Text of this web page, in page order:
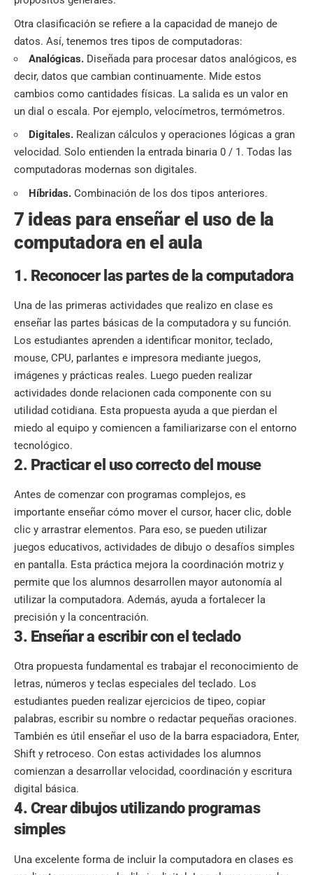
Otra clasificación se refiere a la capacidad de manejo de
datos. Así, tenemos tres tipos de computadoras:
Analógicas. Diseñada para procesar datos analógicos, es
decir, datos que cambian continuamente. Mide estos
cambios como cantidades físicas. La salida es un valor en
un dial o escala. Por ejemplo, velocímetros, termómetros.
Digitales. Realizan cálculos y operaciones lógicas a gran
velocidad. Solo entienden la entrada binaria 0 / 1. Todas las
computadoras modernas son digitales.
Híbridas. Combinación de los dos tipos anteriores.
7 ideas para enseñar el uso de la
computadora en el aula
1. Reconocer las partes de la computadora
Una de las primeras actividades que realizo en clase es
enseñar las partes básicas de la computadora y su función.
Los estudiantes aprenden a identificar monitor, teclado,
mouse, CPU, parlantes e impresora mediante juegos,
imágenes y prácticas reales. Luego pueden realizar
actividades donde relacionen cada componente con su
utilidad cotidiana. Esta propuesta ayuda a que pierdan el
miedo al equipo y comiencen a familiarizarse con el entorno
tecnológico.
2. Practicar el uso correcto del mouse
Antes de comenzar con programas complejos, es
importante enseñar cómo mover el cursor, hacer clic, doble
clic y arrastrar elementos. Para eso, se pueden utilizar
juegos educativos, actividades de dibujo o desafíos simples
en pantalla. Esta práctica mejora la coordinación motriz y
permite que los alumnos desarrollen mayor autonomía al
utilizar la computadora. Además, ayuda a fortalecer la
precisión y la concentración.
3. Enseñar a escribir con el teclado
Otra propuesta fundamental es trabajar el reconocimiento de
letras, números y teclas especiales del teclado. Los
estudiantes pueden realizar ejercicios de tipeo, copiar
palabras, escribir su nombre o redactar pequeñas oraciones.
También es útil enseñar el uso de la barra espaciadora, Enter,
Shift y retroceso. Con estas actividades los alumnos
comienzan a desarrollar velocidad, coordinación y escritura
digital básica.
4. Crear dibujos utilizando programas
simples
Una excelente forma de incluir la computadora en clases es